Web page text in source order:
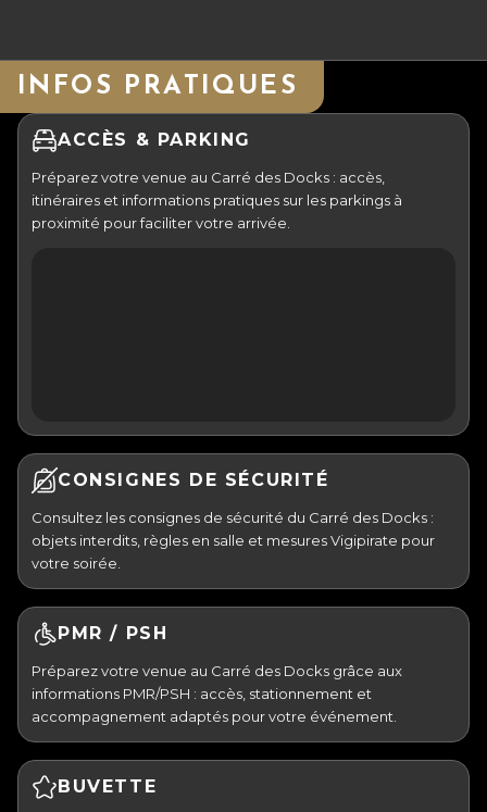
INFOS PRATIQUES
ACCÈS & PARKING
Préparez votre venue au Carré des Docks : accès,
itinéraires et informations pratiques sur les parkings à
proximité pour faciliter votre arrivée.
CONSIGNES DE SÉCURITÉ
Consultez les consignes de sécurité du Carré des Docks :
objets interdits, règles en salle et mesures Vigipirate pour
votre soirée.
PMR / PSH
Préparez votre venue au Carré des Docks grâce aux
informations PMR/PSH : accès, stationnement et
accompagnement adaptés pour votre événement.
BUVETTE